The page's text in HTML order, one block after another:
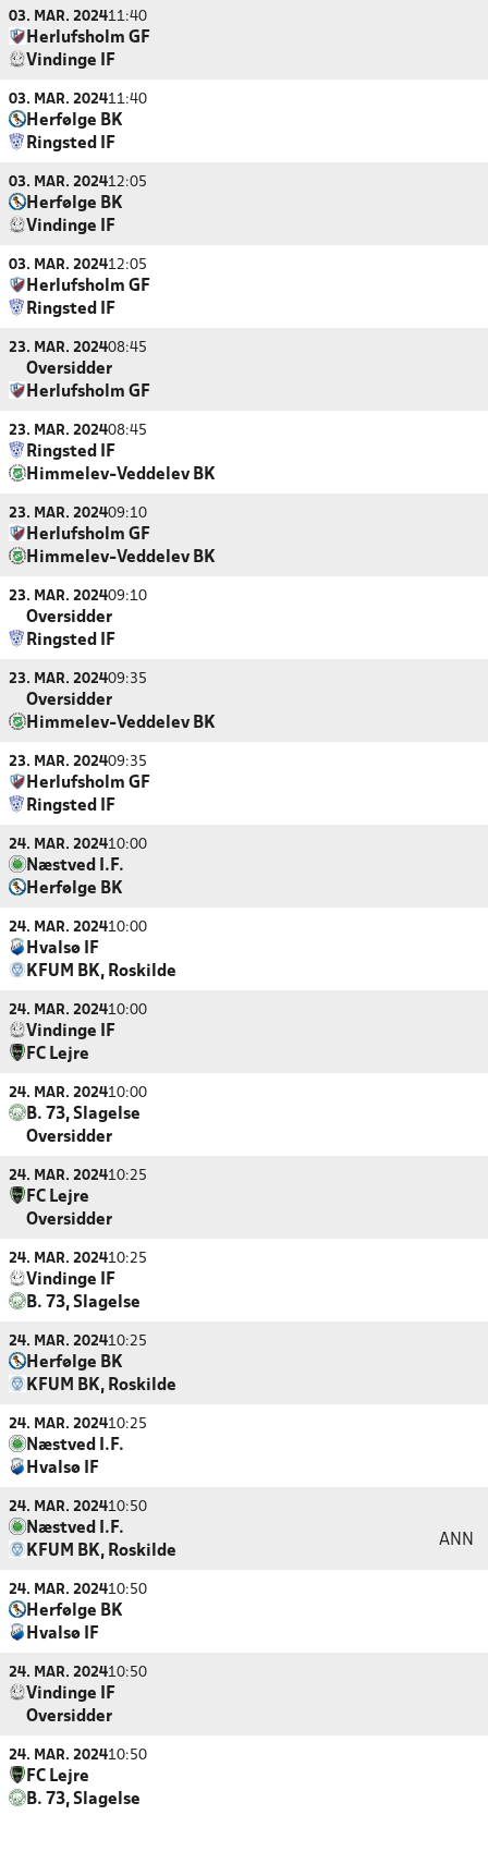
03. MAR. 202411:40
Herlufsholm GF
Vindinge IF
03. MAR. 202411:40
Herfølge BK
Ringsted IF
03. MAR. 202412:05
Herfølge BK
Vindinge IF
03. MAR. 202412:05
Herlufsholm GF
Ringsted IF
23. MAR. 202408:45
Oversidder
Herlufsholm GF
23. MAR. 202408:45
Ringsted IF
Himmelev-Veddelev BK
23. MAR. 202409:10
Herlufsholm GF
Himmelev-Veddelev BK
23. MAR. 202409:10
Oversidder
Ringsted IF
23. MAR. 202409:35
Oversidder
Himmelev-Veddelev BK
23. MAR. 202409:35
Herlufsholm GF
Ringsted IF
24. MAR. 202410:00
Næstved I.F.
Herfølge BK
24. MAR. 202410:00
Hvalsø IF
KFUM BK, Roskilde
24. MAR. 202410:00
Vindinge IF
FC Lejre
24. MAR. 202410:00
B. 73, Slagelse
Oversidder
24. MAR. 202410:25
FC Lejre
Oversidder
24. MAR. 202410:25
Vindinge IF
B. 73, Slagelse
24. MAR. 202410:25
Herfølge BK
KFUM BK, Roskilde
24. MAR. 202410:25
Næstved I.F.
Hvalsø IF
24. MAR. 202410:50
Næstved I.F.
KFUM BK, Roskilde
ANN
24. MAR. 202410:50
Herfølge BK
Hvalsø IF
24. MAR. 202410:50
Vindinge IF
Oversidder
24. MAR. 202410:50
FC Lejre
B. 73, Slagelse